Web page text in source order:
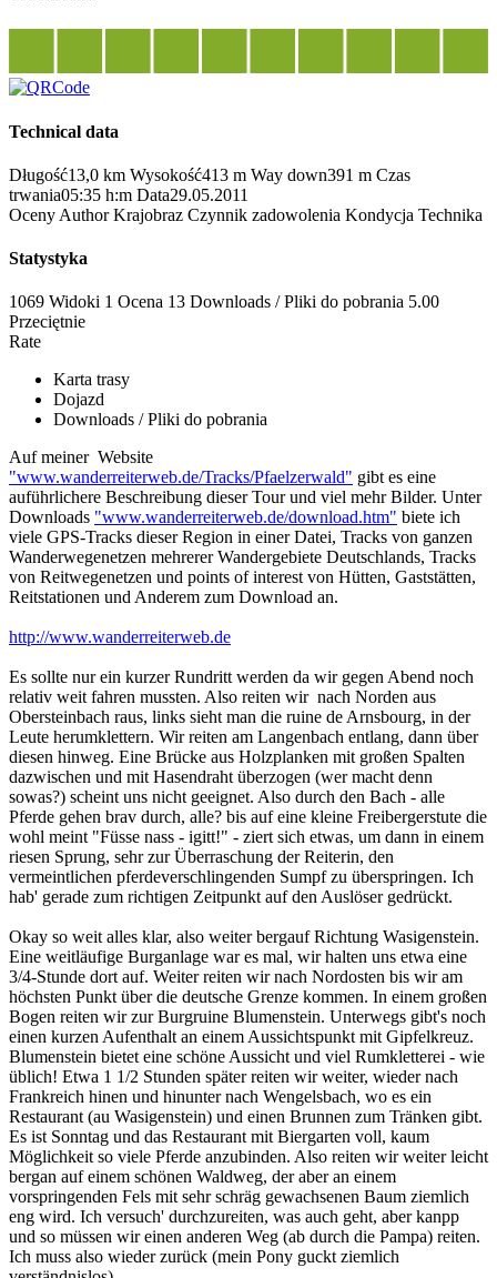
Technical data
Długość13,0 km Wysokość413 m Way down391 m Czas
trwania05:35 h:m Data29.05.2011
Oceny Author Krajobraz Czynnik zadowolenia Kondycja Technika
Statystyka
1069 Widoki 1 Ocena 13 Downloads / Pliki do pobrania 5.00
Przeciętnie
Rate
Karta trasy
Dojazd
Downloads / Pliki do pobrania
Auf meiner Website
"www.wanderreiterweb.de/Tracks/Pfaelzerwald" gibt es eine
auführlichere Beschreibung dieser Tour und viel mehr Bilder. Unter
Downloads "www.wanderreiterweb.de/download.htm" biete ich
viele GPS-Tracks dieser Region in einer Datei, Tracks von ganzen
Wanderwegenetzen mehrerer Wandergebiete Deutschlands, Tracks
von Reitwegenetzen und points of interest von Hütten, Gaststätten,
Reitstationen und Anderem zum Download an.
http://www.wanderreiterweb.de
Es sollte nur ein kurzer Rundritt werden da wir gegen Abend noch
relativ weit fahren mussten. Also reiten wir nach Norden aus
Obersteinbach raus, links sieht man die ruine de Arnsbourg, in der
Leute herumklettern. Wir reiten am Langenbach entlang, dann über
diesen hinweg. Eine Brücke aus Holzplanken mit großen Spalten
dazwischen und mit Hasendraht überzogen (wer macht denn
sowas?) scheint uns nicht geeignet. Also durch den Bach - alle
Pferde gehen brav durch, alle? bis auf eine kleine Freibergerstute die
wohl meint "Füsse nass - igitt!" - ziert sich etwas, um dann in einem
riesen Sprung, sehr zur Überraschung der Reiterin, den
vermeintlichen pferdeverschlingenden Sumpf zu überspringen. Ich
hab' gerade zum richtigen Zeitpunkt auf den Auslöser gedrückt.
Okay so weit alles klar, also weiter bergauf Richtung Wasigenstein.
Eine weitläufige Burganlage war es mal, wir halten uns etwa eine
3/4-Stunde dort auf. Weiter reiten wir nach Nordosten bis wir am
höchsten Punkt über die deutsche Grenze kommen. In einem großen
Bogen reiten wir zur Burgruine Blumenstein. Unterwegs gibt's noch
einen kurzen Aufenthalt an einem Aussichtspunkt mit Gipfelkreuz.
Blumenstein bietet eine schöne Aussicht und viel Rumkletterei - wie
üblich! Etwa 1 1/2 Stunden später reiten wir weiter, wieder nach
Frankreich hinen und hinunter nach Wengelsbach, wo es ein
Restaurant (au Wasigenstein) und einen Brunnen zum Tränken gibt.
Es ist Sonntag und das Restaurant mit Biergarten voll, kaum
Möglichkeit so viele Pferde anzubinden. Also reiten wir weiter leicht
bergan auf einem schönen Waldweg, der aber an einem
vorspringenden Fels mit sehr schräg gewachsenen Baum ziemlich
eng wird. Ich versuch' durchzureiten, was auch geht, aber kanpp
und so müssen wir einen anderen Weg (ab durch die Pampa) reiten.
Ich muss also wieder zurück (mein Pony guckt ziemlich